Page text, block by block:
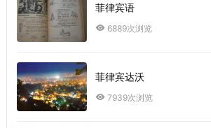
菲律宾语
6889次浏览
菲律宾达沃
7939次浏览